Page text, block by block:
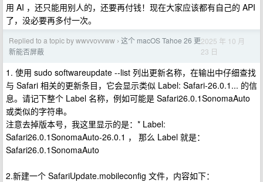
用 AI ，还只能用别人的，还要再付钱！现在大家应该都有自己的 API
了，没必要再多付一次。
Replied to a topic by wwvvovvww › 这个 macOS Tahoe 26 更
新能否屏蔽
2025 年 10 月
23 日
1. 使用 sudo softwareupdate --list 列出更新名称，在输出中仔细查找
与 Safari 相关的更新条目，它会显示类似 Label: Safari-26.0.1... 的信
息。请记下整个 Label 名称，例如可能是 Safari26.0.1SonomaAuto
或类似的字符串。
注意去掉版本号，我这里显示的是：* Label:
Safari26.0.1SonomaAuto-26.0.1 ， 那么 Label 就是：
Safari26.0.1SonomaAuto
2.新建一个 SafariUpdate.mobileconfig 文件，内容如下：